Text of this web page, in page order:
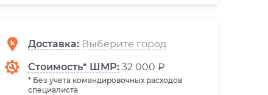
Доставка:
Стоимость* ШМР: 32 000 ₽
* Без учета командировочных расходов
специалиста